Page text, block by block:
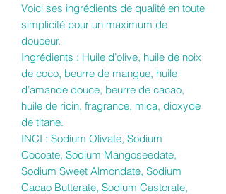
Voici ses ingrédients de qualité en toute
simplicité pour un maximum de
douceur.
Ingrédients : Huile d’olive, huile de noix
de coco, beurre de mangue, huile
d’amande douce, beurre de cacao,
huile de ricin, fragrance, mica, dioxyde
de titane.
INCI : Sodium Olivate, Sodium
Cocoate, Sodium Mangoseedate,
Sodium Sweet Almondate, Sodium
Cacao Butterate, Sodium Castorate,